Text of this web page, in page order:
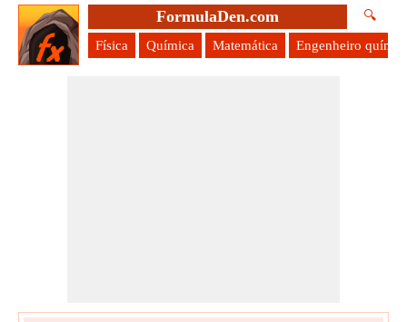
FormulaDen.com 🔍
Física Química Matemática Engenheiro